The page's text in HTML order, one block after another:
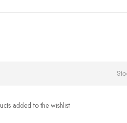
added to the wishlist